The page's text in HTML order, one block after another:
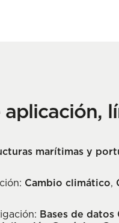
aplicación,
marítimas y
Cambio climático,
Bases de